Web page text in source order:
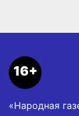
16+
«Народная